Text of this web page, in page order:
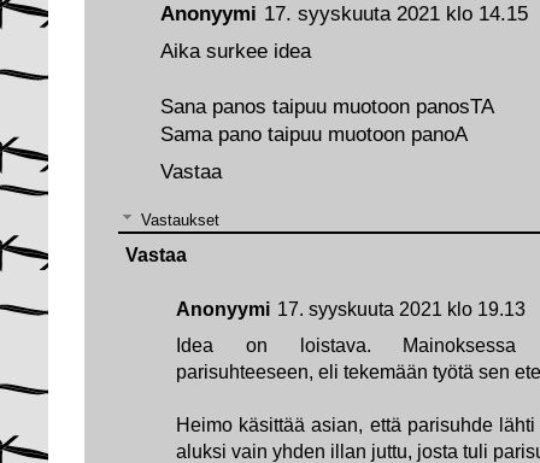
Anonyymi 17. syyskuuta 2021 klo 14.15
Aika surkee idea
Sana panos taipuu muotoon panosTA
Sama pano taipuu muotoon panoA
Vastaa
Vastaukset
Anonyymi 17. syyskuuta 2021 klo 19.13
Idea on loistava. Mainoksessa
parisuhteeseen, eli tekemään työtä sen
Heimo käsittää asian, että parisuhde
aluksi vain yhden illan juttu, josta tuli
Vastaa